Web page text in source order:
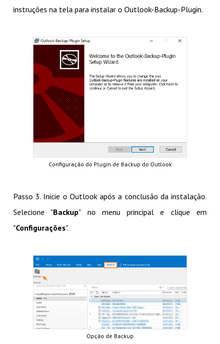
instruções na tela para instalar o Outlook-Backup-Plugin.
Configuração do Plugin de Backup do Outlook
Passo 3. Inicie o Outlook após a conclusão da instalação.
Selecione "Backup" no menu principal e clique em
"Configurações".
Opção de Backup